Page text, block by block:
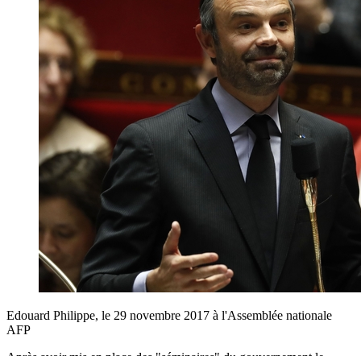
Edouard Philippe, le 29 novembre 2017 à l'Assemblée nationale
AFP